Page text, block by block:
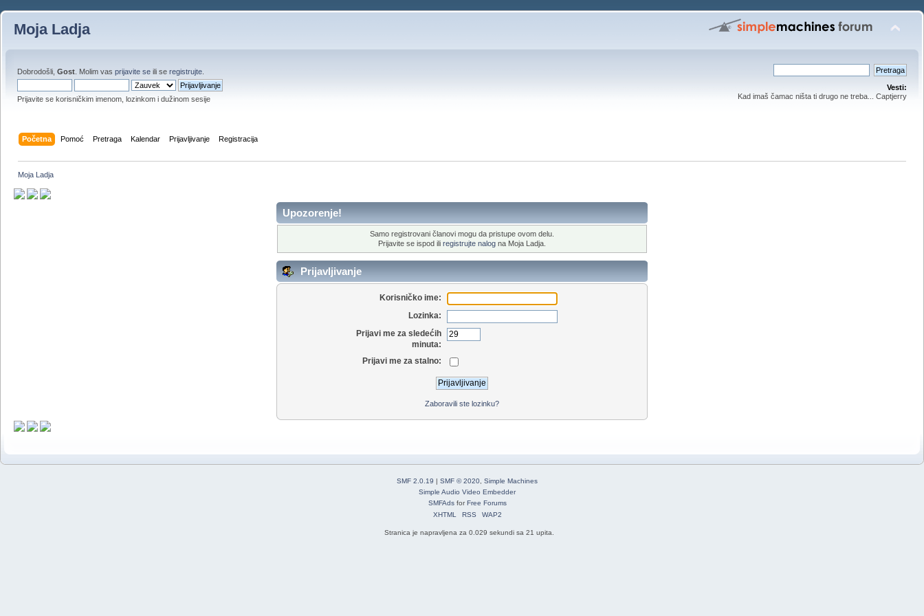
Moja Ladja
Dobrodošli, Gost . Molim vas prijavite se ili se registrujte
Prijavite se korisničkim imenom, lozinkom i dužinom sesije
Vesti:
Kad imaš čamac ništa ti drugo ne treba... Captjerry
Početna Pomoć Pretraga Kalendar Prijavljivanje Registracija
Moja Ladja
Upozorenje!
Samo registrovani članovi mogu da pristupe ovom delu.
Prijavite se ispod ili registrujte nalog na Moja Ladja.
Prijavljivanje
Korisničko ime:
Lozinka:
Prijavi me za sledećih
minuta:
Prijavi me za stalno:
Zaboravili ste lozinku?
SMF 2.0.19 | SMF © 2020 Simple Machines
Simple Audio Video Embedder
SMFAdsforFree Forums
XHTML
RSS WAP2
Stranica je napravljena za 0.029 sekundi sa 21 upita.